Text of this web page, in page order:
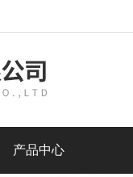
产品中心